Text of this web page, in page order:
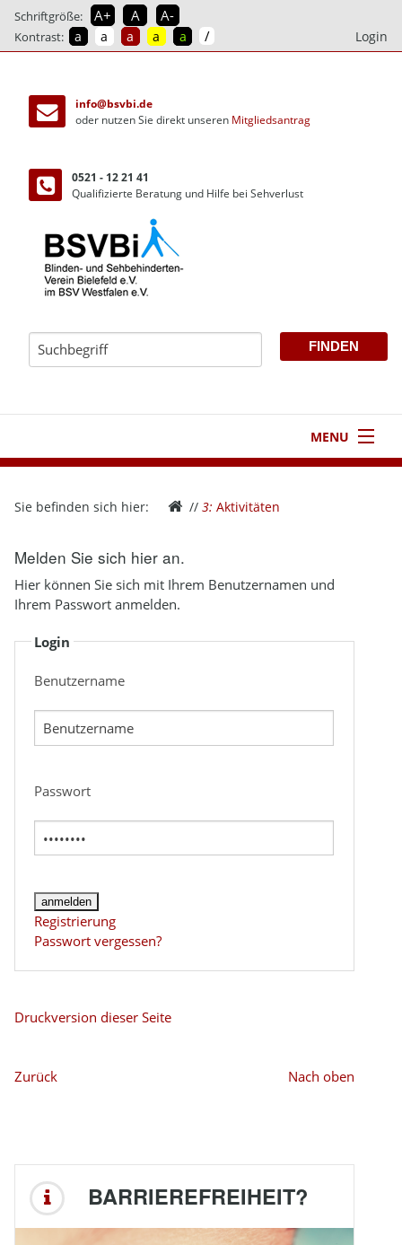
Schriftgröße: A+ A A-
Kontrast: a a a a a / Login
info@bsvbi.de
oder nutzen Sie direkt unseren Mitgliedsantrag
0521 - 12 21 41
Qualifizierte Beratung und Hilfe bei Sehverlust
zum
Inhalt
MENU
3
Aktivitäten
4
Kontakt
5
Infothek
6Impressum
Sie befinden sich hier: //3:Aktivitäten
Melden Sie sich hier an.
Hier können Sie sich mit Ihrem Benutzernamen und
Ihrem Passwort anmelden.
Login
Benutzername
Passwort
Registrierung
Passwort vergessen?
Druckversion dieser Seite
Zurück Nach oben
BARRIEREFREIHEIT?